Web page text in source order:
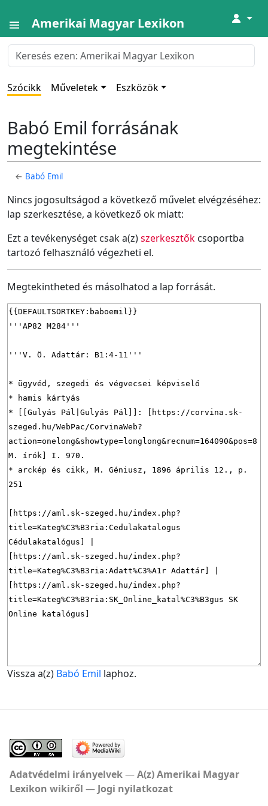
Amerikai Magyar Lexikon ↓
Szócikk Műveletek Eszközök
Babó Emil forrásának
megtekintése
← Babó Emil
Nincs jogosultságod a következő művelet elvégzéséhez:
lap szerkesztése, a következő ok miatt:
Ezt a tevékenységet csak a(z)szerkesztők csoportba
tartozó felhasználó végezheti el.
Megtekintheted és másolhatod a lap forrását.
Vissza a(z) Babó Emil laphoz.
Adatvédelmi irányelvek
A(z) Amerikai Magyar
Lexikon wikiről
Jogi nyilatkozat